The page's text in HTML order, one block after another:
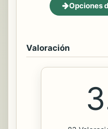
Opciones
Valoración